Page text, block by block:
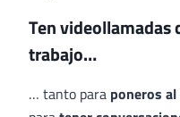
Ten videollamadas
trabajo…
… tanto para poneros